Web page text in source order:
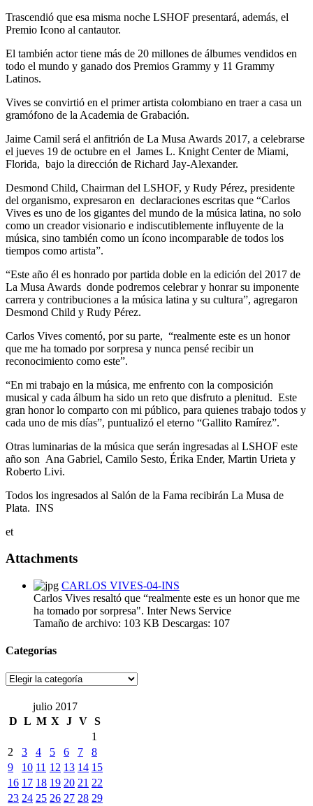
Trascendió que esa misma noche LSHOF presentará, además, el
Premio Icono al cantautor.
El también actor tiene más de 20 millones de álbumes vendidos en
todo el mundo y ganado dos Premios Grammy y 11 Grammy
Latinos.
Vives se convirtió en el primer artista colombiano en traer a casa un
gramófono de la Academia de Grabación.
Jaime Camil será el anfitrión de La Musa Awards 2017, a celebrarse
el jueves 19 de octubre en el James L. Knight Center de Miami,
Florida, bajo la dirección de Richard Jay-Alexander.
Desmond Child, Chairman del LSHOF, y Rudy Pérez, presidente
del organismo, expresaron en declaraciones escritas que “Carlos
Vives es uno de los gigantes del mundo de la música latina, no solo
como un creador visionario e indiscutiblemente influyente de la
música, sino también como un ícono incomparable de todos los
tiempos como artista”.
“Este año él es honrado por partida doble en la edición del 2017 de
La Musa Awards donde podremos celebrar y honrar su imponente
carrera y contribuciones a la música latina y su cultura”, agregaron
Desmond Child y Rudy Pérez.
Carlos Vives comentó, por su parte, “realmente este es un honor
que me ha tomado por sorpresa y nunca pensé recibir un
reconocimiento como este”.
“En mi trabajo en la música, me enfrento con la composición
musical y cada álbum ha sido un reto que disfruto a plenitud. Este
gran honor lo comparto con mi público, para quienes trabajo todos y
cada uno de mis días”, puntualizó el eterno “Gallito Ramírez”.
Otras luminarias de la música que serán ingresadas al LSHOF este
año son Ana Gabriel, Camilo Sesto, Érika Ender, Martin Urieta y
Roberto Livi.
Todos los ingresados al Salón de la Fama recibirán La Musa de
Plata. INS
et
Attachments
CARLOS VIVES-04-INS
Carlos Vives resaltó que “realmente este es un honor que me
ha tomado por sorpresa". Inter News Service
Tamaño de archivo: 103 KB Descargas: 107
Categorías
Categorías
julio 2017
D L M X J V S
1
2
3 4 5 6 7
8
9
10 11 12 13 14 15
16 17 18 19 20 21 22
23 24 25 26 27 28 29